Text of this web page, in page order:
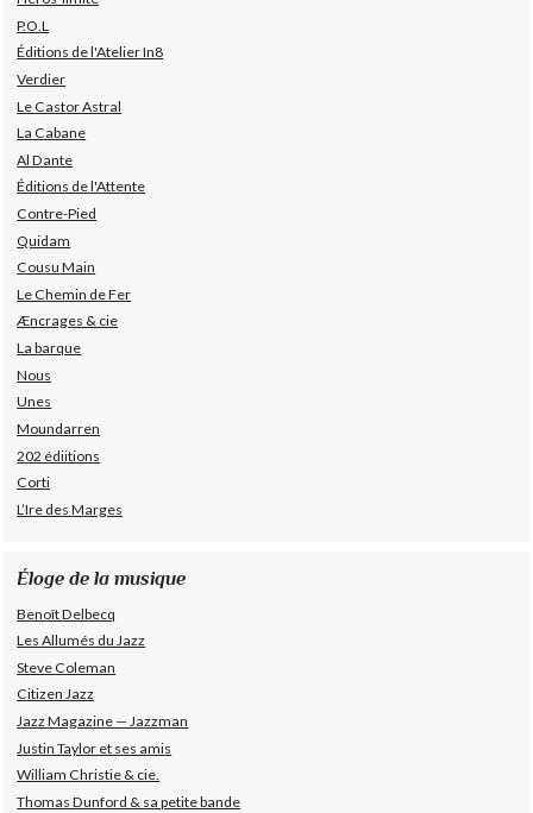
P.O.L
Éditions de l'Atelier In8
Verdier
Le Castor Astral
La Cabane
Al Dante
Éditions de l'Attente
Contre-Pied
Quidam
Cousu Main
Le Chemin de Fer
Æncrages & cie
La barque
Nous
Unes
Moundarren
202 édiitions
Corti
L’Ire des Marges
Éloge de la musique
Benoît Delbecq
Les Allumés du Jazz
Steve Coleman
Citizen Jazz
Jazz Magazine — Jazzman
Justin Taylor et ses amis
William Christie & cie.
Thomas Dunford & sa petite bande